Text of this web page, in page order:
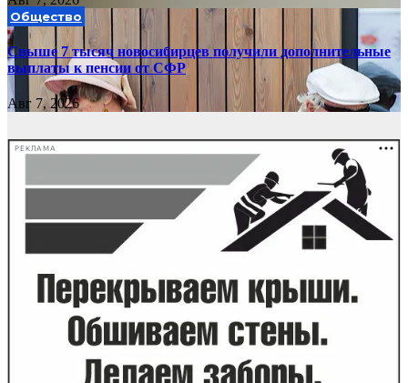
Общество
Свыше 7 тысяч новосибирцев получили дополнительные
выплаты к пенсии от СФР
Авг 7, 2026
РЕКЛАМА